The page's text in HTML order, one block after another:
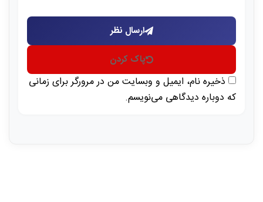
ارسال نظر
پاک کردن
ذخیره نام، ایمیل و وبسایت من در مرورگر برای زمانی
که دوباره دیدگاهی می‌نویسم.